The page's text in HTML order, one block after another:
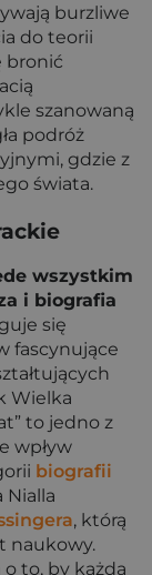
burzliwe
do teorii
bronić
szanowaną
podróż
gdzie z
świata.
wszystkim
i biografia
się
fascynujące
Wielka
to jedno z
wpływ
biografii
Nialla
, którą
naukowy.
to, by każda